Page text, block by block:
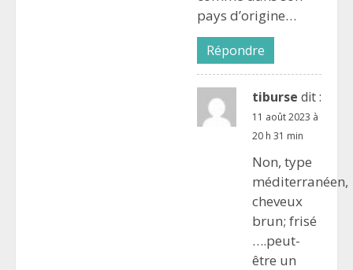
pays d’origine…
Répondre
tiburse dit :
11 août 2023 à
20 h 31 min
Non, type
méditerranéen,
cheveux
brun; frisé
….peut-
être un